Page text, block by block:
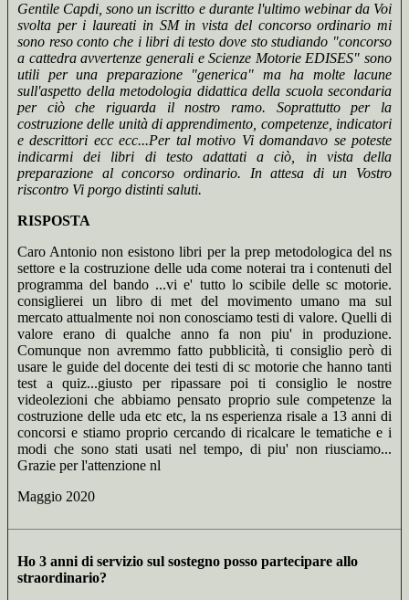
Gentile Capdi, sono un iscritto e durante l'ultimo webinar da Voi
svolta per i laureati in SM in vista del concorso ordinario mi
sono reso conto che i libri di testo dove sto studiando "concorso
a cattedra avvertenze generali e Scienze Motorie EDISES" sono
utili per una preparazione "generica" ma ha molte lacune
sull'aspetto della metodologia didattica della scuola secondaria
per ciò che riguarda il nostro ramo. Soprattutto per la
costruzione delle unità di apprendimento, competenze, indicatori
e descrittori ecc ecc...Per tal motivo Vi domandavo se poteste
indicarmi dei libri di testo adattati a ciò, in vista della
preparazione al concorso ordinario. In attesa di un Vostro
riscontro Vi porgo distinti saluti.
RISPOSTA
Caro Antonio non esistono libri per la prep metodologica del ns
settore e la costruzione delle uda come noterai tra i contenuti del
programma del bando ...vi e' tutto lo scibile delle sc motorie.
consiglierei un libro di met del movimento umano ma sul
mercato attualmente noi non conosciamo testi di valore. Quelli di
valore erano di qualche anno fa non piu' in produzione.
Comunque non avremmo fatto pubblicità, ti consiglio però di
usare le guide del docente dei testi di sc motorie che hanno tanti
test a quiz...giusto per ripassare poi ti consiglio le nostre
videolezioni che abbiamo pensato proprio sule competenze la
costruzione delle uda etc etc, la ns esperienza risale a 13 anni di
concorsi e stiamo proprio cercando di ricalcare le tematiche e i
modi che sono stati usati nel tempo, di piu' non riusciamo...
Grazie per l'attenzione nl
Maggio 2020
Ho 3 anni di servizio sul sostegno posso partecipare allo
straordinario?